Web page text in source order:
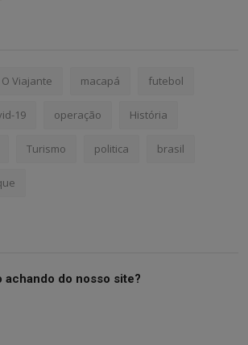
Viajante macapá futebol
19 operação História
Turismo politica brasil
achando do nosso site?